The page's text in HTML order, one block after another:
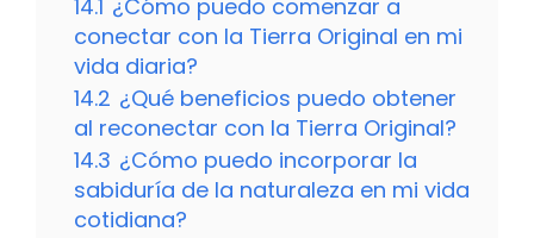
14.1 ¿Cómo puedo comenzar a
conectar con la Tierra Original en mi
vida diaria?
14.2 ¿Qué beneficios puedo obtener
al reconectar con la Tierra Original?
14.3 ¿Cómo puedo incorporar la
sabiduría de la naturaleza en mi vida
cotidiana?